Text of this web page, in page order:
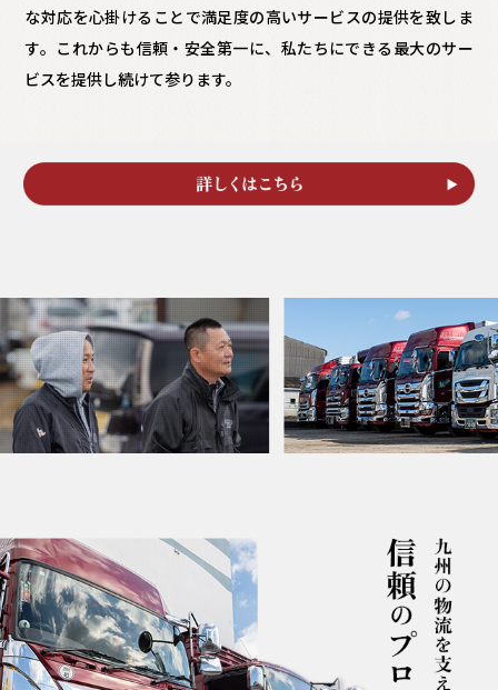
な対応を心掛けることで満足度の高いサービスの提供を致しま
す。これからも信頼・安全第一に、私たちにできる最大のサー
ビスを提供し続けて参ります。